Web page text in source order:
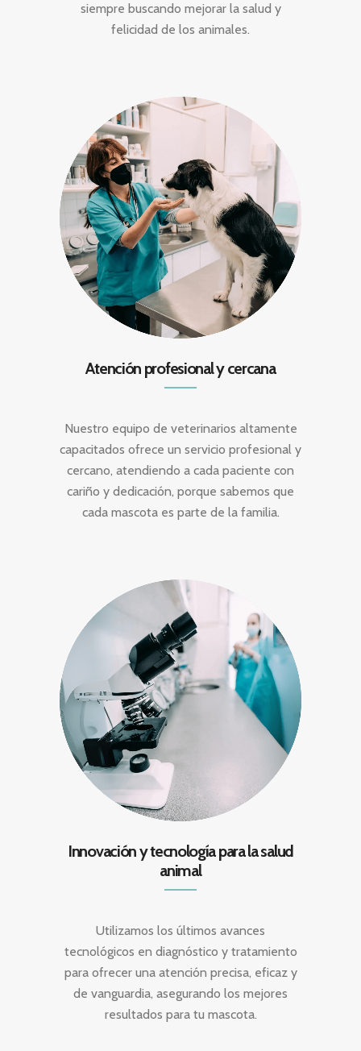
siempre buscando mejorar la salud y
felicidad de los animales.
Atención profesional y cercana
Nuestro equipo de veterinarios altamente
capacitados ofrece un servicio profesional y
cercano, atendiendo a cada paciente con
cariño y dedicación, porque sabemos que
cada mascota es parte de la familia.
Innovación y tecnología para la salud
animal
Utilizamos los últimos avances
tecnológicos en diagnóstico y tratamiento
para ofrecer una atención precisa, eficaz y
de vanguardia, asegurando los mejores
resultados para tu mascota.